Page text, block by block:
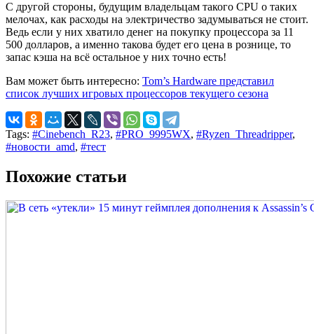
С другой стороны, будущим владельцам такого CPU о таких
мелочах, как расходы на электричество задумываться не стоит.
Ведь если у них хватило денег на покупку процессора за 11
500 долларов, а именно такова будет его цена в рознице, то
запас кэша на всё остальное у них точно есть!
Вам может быть интересно: Tom’s Hardware представил
список лучших игровых процессоров текущего сезона
Tags: #Cinebench_R23, #PRO_9995WX, #Ryzen_Threadripper,
#новости_amd, #тест
Похожие статьи